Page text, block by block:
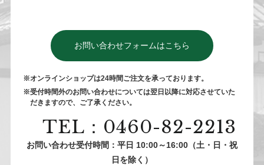
お問い合わせフォームはこちら
※オンラインショップは24時間ご注⽂を承っております。
※受付時間外のお問い合わせについては翌⽇以降に対応させていた
だきますので、ご了承ください。
TEL：0460-82-2213
お問い合わせ受付時間：平日 10:00～16:00（土・日・祝
日を除く）